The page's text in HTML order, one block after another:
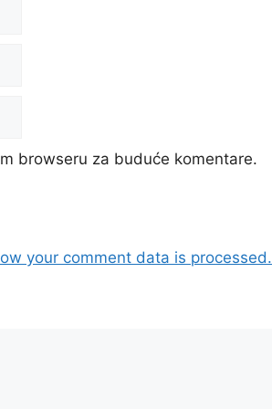
browseru za buduće komentare.
your comment data is processed.